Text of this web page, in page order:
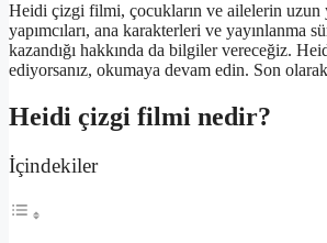
Heidi çizgi filmi, çocukların ve ailelerin uzun
yapımcıları, ana karakterleri ve yayınlanma
kazandığı hakkında da bilgiler vereceğiz.
ediyorsanız, okumaya devam edin. Son
Heidi çizgi filmi nedir?
İçindekiler